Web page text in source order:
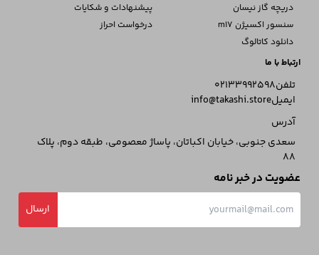
دریچه گاز نیسان
سنسور اکسیژن m17
دانلود کاتالوگ
پیشنهادات و شکایات
درخواست احراز
ارتباط با ما
تلفن02133992598
ایمیلinfo@takashi.store
آدرس
سعدی جنوبی، خیابان اکباتان، پاساژ معصومی، طبقه دوم، پلاک
88
عضویت در خبر نامه
ارسال